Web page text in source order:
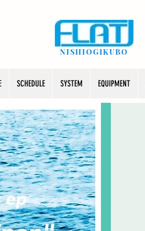
NISHIOGIKUBO
SCHEDULE SYSTEM EQUIPMENT